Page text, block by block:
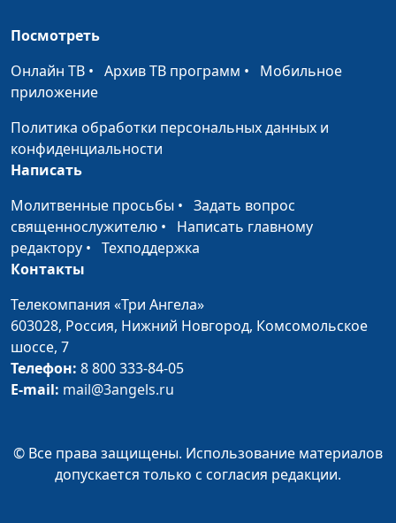
Язык доброты
Калягин, Алёна Ронжина
Смельчаки
Калягин, Алёна Ронжина
Средство для
пятёрок
желаний
Витя Калягин, Алёна
Ронжина, Настя Чувилина
Хлебный пир
Калягин, Надя Малышева
Поделки из
винограда
Сергеев, Надя Малышева
Пожар на кухне
Алексей Ронжин, Витя
Посмотреть
Онлайн ТВ • Архив ТВ программ • Мобильное
приложение
Политика обработки персональных данных и
конфиденциальности
Написать
Молитвенные просьбы • Задать вопрос
священнослужителю • Написать главному
редактору • Техподдержка
Контакты
Телекомпания «Три Ангела»
603028, Россия, Нижний Новгород, Комсомольское
шоссе, 7
Телефон: 8 800 333-84-05
E-mail: mail@3angels.ru
© Все права защищены. Использование материалов
допускается только с согласия редакции.